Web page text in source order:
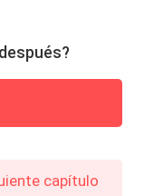
capítulo